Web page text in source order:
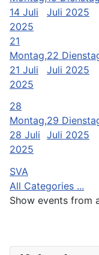
14 Juli
2025
Juli 2025
21
Montag,
21 Juli
2025
22
Juli 2025
28
Montag,
28 Juli
2025
29
Juli 2025
SVA
All Categories ...
Show events from